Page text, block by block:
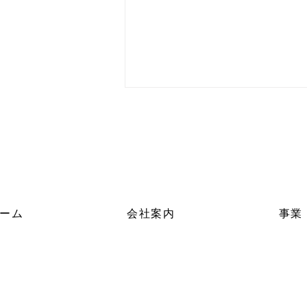
【日常トピックス】社員旅行
ム 会社案内 事業